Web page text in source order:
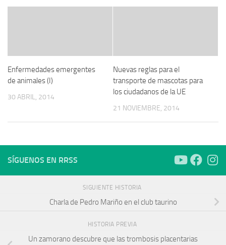
Enfermedades emergentes
de animales (I)
30 ABRIL, 2014
Nuevas reglas para el
transporte de mascotas para
los ciudadanos de la UE
21 NOVIEMBRE, 2014
SÍGUENOS EN RRSS
SIGUIENTE HISTORIA
Charla de Pedro Mariño en el club taurino
HISTORIA PREVIA
Un zamorano descubre que las trombosis placentarias